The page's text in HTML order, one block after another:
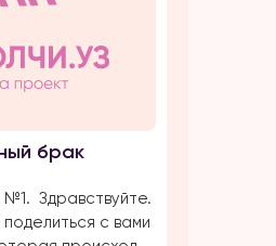
Самое страшное
абсолютно все
прикрывают
это для нашего
этого блага
нет […]
брак
Здравствуйте.
с вами